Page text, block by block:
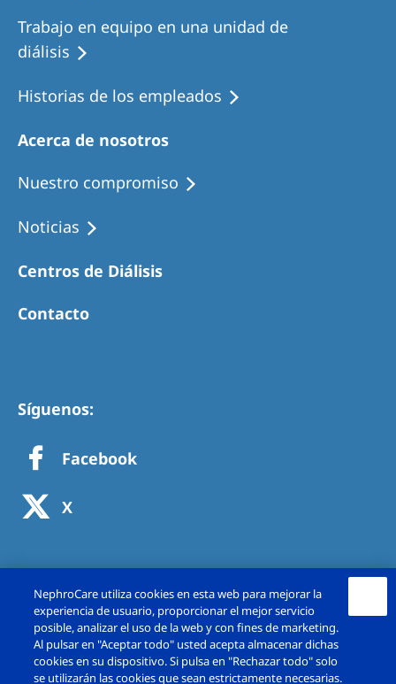
Trabajo en equipo en una unidad de
diálisis
Historias de los empleados
Acerca de nosotros
Nuestro compromiso
Noticias
Centros de Diálisis
Contacto
Síguenos:
Facebook
X
NephroCare utiliza cookies en esta web para mejorar la
experiencia de usuario, proporcionar el mejor servicio
posible, analizar el uso de la web y con fines de marketing.
Al pulsar en "Aceptar todo" usted acepta almacenar dichas
cookies en su dispositivo. Si pulsa en "Rechazar todo" solo
se utilizarán las cookies que sean estrictamente necesarias.